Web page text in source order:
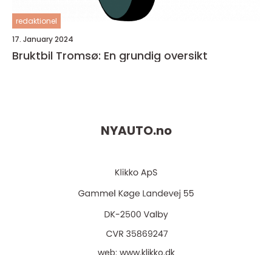
redaktionel
17. January 2024
Bruktbil Tromsø: En grundig oversikt
NYAUTO.no